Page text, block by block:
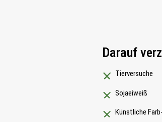
Darauf
Tierversuche
Sojaeiweiß
Künstliche